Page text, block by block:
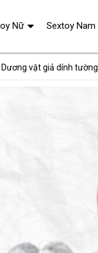
Dương vật giả dính tường
Nữ Sextoy Nam